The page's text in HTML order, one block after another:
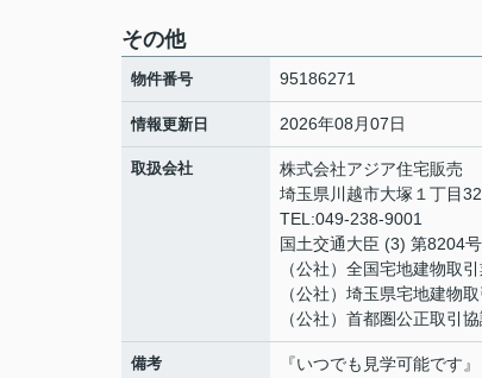
その他
物件番号 95186271
情報更新日 2026年08月07日
取扱会社
株式会社アジア住宅販売
埼玉県川越市大塚１丁目
TEL:049-238-9001
国土交通大臣 (3) 第8204号
（公社）全国宅地建物取
（公社）埼玉県宅地建物
（公社）首都圏公正取引
備考
『いつでも見学可能です』